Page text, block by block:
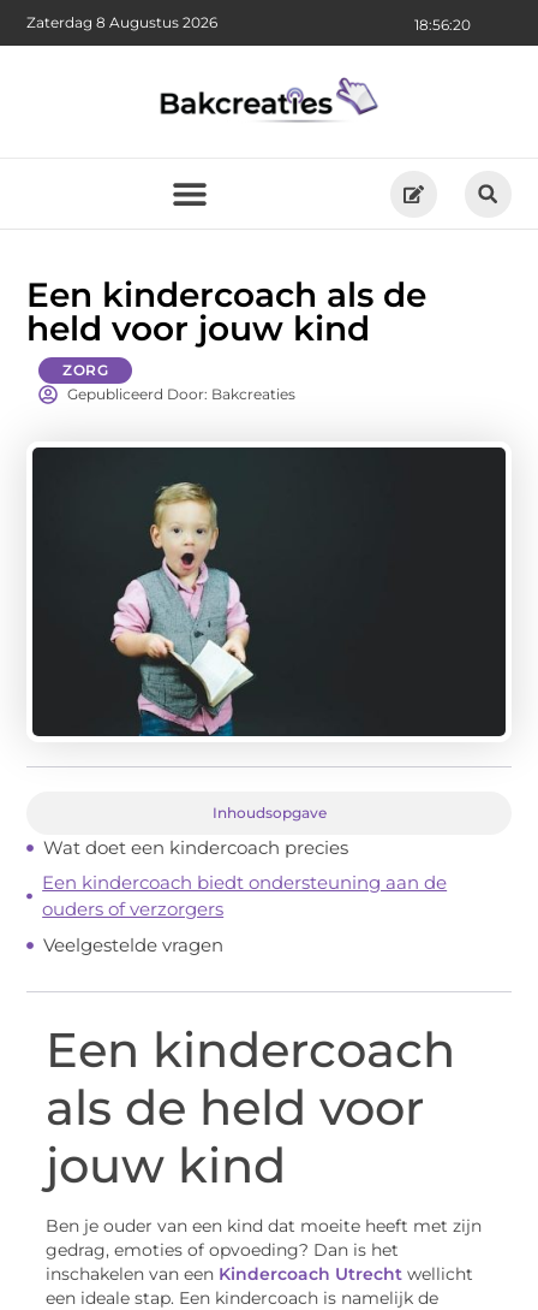
18:56:21
Zaterdag 8 Augustus 2026
Een kindercoach als de
held voor jouw kind
ZORG
Gepubliceerd Door: Bakcreaties
Inhoudsopgave
Wat doet een kindercoach precies
Een kindercoach biedt ondersteuning aan de
ouders of verzorgers
Veelgestelde vragen
Een kindercoach
als de held voor
jouw kind
Ben je ouder van een kind dat moeite heeft met zijn
gedrag, emoties of opvoeding? Dan is het
inschakelen van een Kindercoach Utrecht wellicht
een ideale stap. Een kindercoach is namelijk de